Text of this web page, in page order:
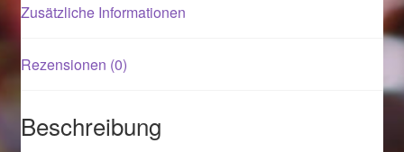
Mein Konto
Zusätzliche Informationen
Rezensionen (0)
Beschreibung